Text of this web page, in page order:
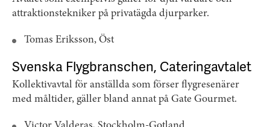
attraktionstekniker på privatägda djurparker.
Tomas Eriksson, Öst
Svenska Flygbranschen, Cateringavtalet
Kollektivavtal för anställda som förser flygresenärer
med måltider, gäller bland annat på Gate Gourmet.